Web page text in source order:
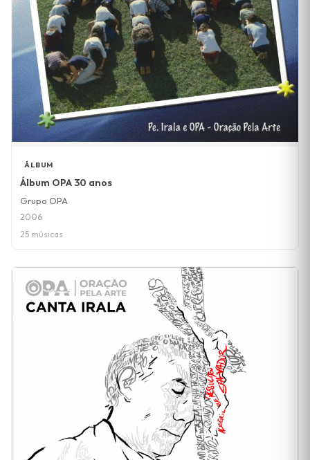
ÁLBUM
Álbum OPA 30 anos
Grupo OPA
2006
25 músicas